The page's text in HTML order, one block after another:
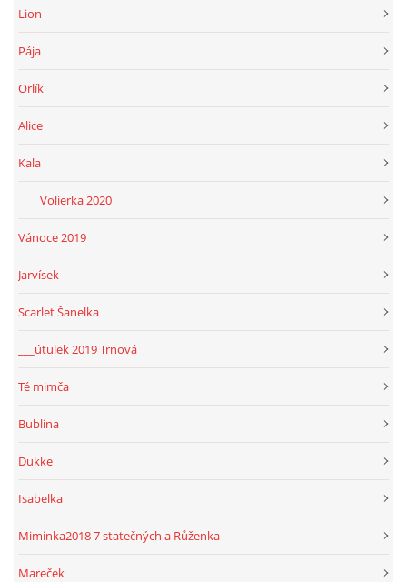
Lion
Pája
Orlík
Alice
Kala
____Volierka 2020
Vánoce 2019
Jarvísek
Scarlet Šanelka
___útulek 2019 Trnová
Té mimča
Bublina
Dukke
Isabelka
Miminka2018 7 statečných a Růženka
Mareček